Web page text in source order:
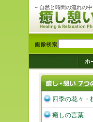
～自然と時間の流れの
四季の花々・
癒しの言葉